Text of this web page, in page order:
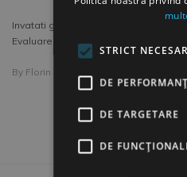
Invatati gratuit CUM sa dezvoltati un
Evaluare a Performantei Angajatilor.
By Florin Rau
STRICT
DE
DE TARGETARE
DE